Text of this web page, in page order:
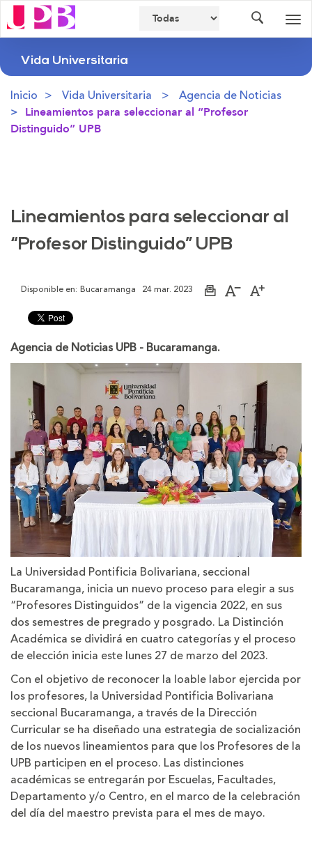
Vida Universitaria
Inicio Vida Universitaria Agencia de Noticias
Lineamientos para seleccionar al “Profesor
Distinguido” UPB
Lineamientos para seleccionar al
“Profesor Distinguido” UPB
Disponible en: Bucaramanga 24 mar. 2023
ImprimirAumentarDisminuir
Agencia de Noticias UPB - Bucaramanga.
La Universidad Pontificia Bolivariana, seccional
Bucaramanga, inicia un nuevo proceso para elegir a sus
“Profesores Distinguidos” de la vigencia 2022, en sus
dos semestres de pregrado y posgrado. La Distinción
Académica se dividirá en cuatro categorías y el proceso
de elección inicia este lunes 27 de marzo del 2023.
Con el objetivo de reconocer la loable labor ejercida por
los profesores, la Universidad Pontificia Bolivariana
seccional Bucaramanga, a través de la Dirección
Curricular se ha diseñado una estrategia de socialización
de los nuevos lineamientos para que los Profesores de la
UPB participen en el proceso. Las distinciones
académicas se entregarán por Escuelas, Facultades,
Departamento y/o Centro, en el marco de la celebración
del día del maestro prevista para el mes de mayo.